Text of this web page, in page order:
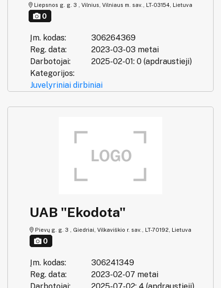
Liepsnos g. g. 3 , Vilnius, Vilniaus m. sav., LT-03154, Lietuva
0
Įm. kodas:
306264369
Reg. data:
2023-03-03 metai
Darbotojai:
2025-02-01: 0 (apdraustieji)
Kategorijos:
Juvelyriniai dirbiniai
UAB "Ekodota"
Pievų g. g. 3 , Giedriai, Vilkaviškio r. sav., LT-70192, Lietuva
0
Įm. kodas:
306241349
Reg. data:
2023-02-07 metai